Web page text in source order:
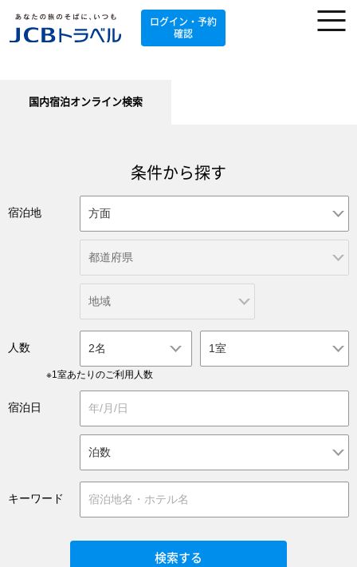
ログイン・予約
確認
国内宿泊オンライン検索
条件から探す
宿泊地
人数 2名
※1室あたりのご利用人数
宿泊日
キーワード